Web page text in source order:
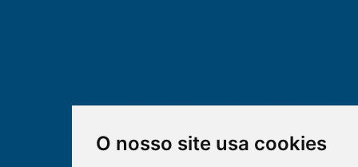
O nosso site usa cookies